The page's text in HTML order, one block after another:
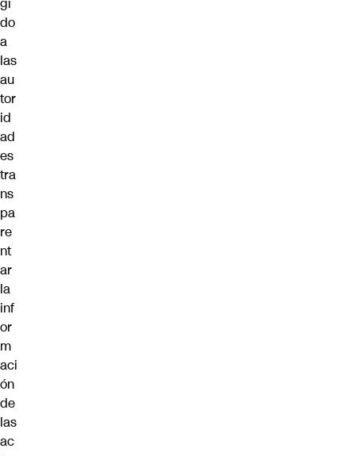
do
a
las
au
tor
id
ad
es
tra
ns
pa
re
nt
ar
la
inf
or
m
aci
ón
de
las
ac